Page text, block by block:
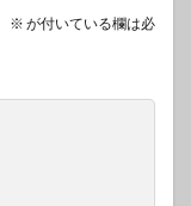
※ が付いている欄は必